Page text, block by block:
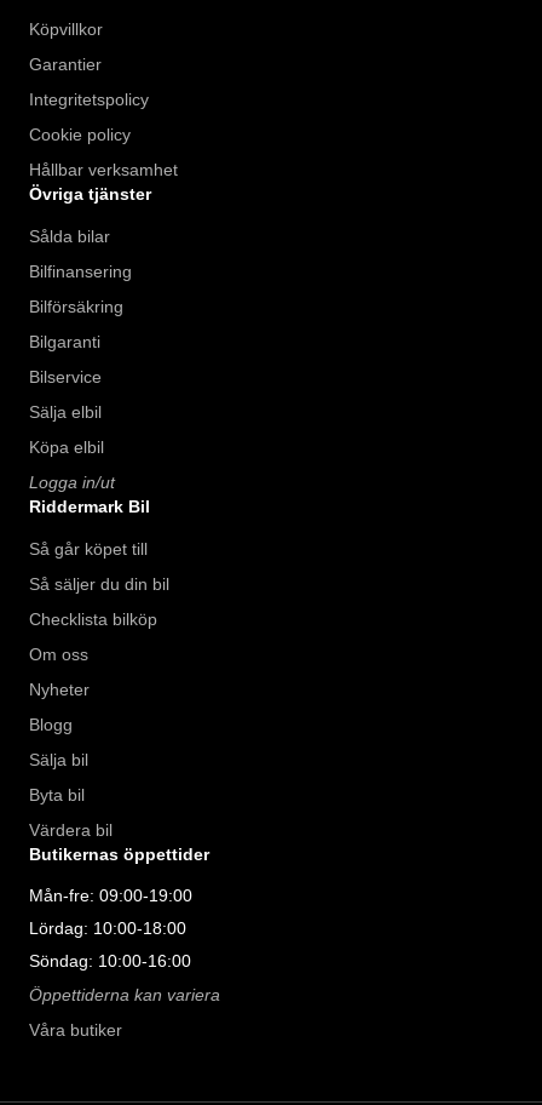
Köpvillkor
Garantier
Integritetspolicy
Cookie policy
Hållbar verksamhet
Övriga tjänster
Sålda bilar
Bilfinansering
Bilförsäkring
Bilgaranti
Bilservice
Sälja elbil
Köpa elbil
Logga in/ut
Riddermark Bil
Så går köpet till
Så säljer du din bil
Checklista bilköp
Om oss
Nyheter
Blogg
Sälja bil
Byta bil
Värdera bil
Butikernas öppettider
Mån-fre: 09:00-19:00
Lördag: 10:00-18:00
Söndag: 10:00-16:00
Öppettiderna kan variera
Våra butiker